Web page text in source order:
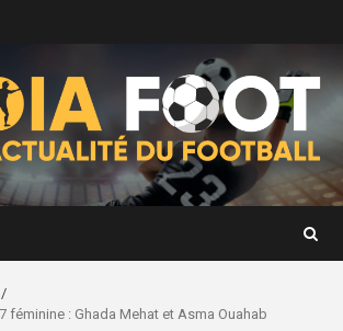
féminine : Ghada Mehat et Asma Ouahab